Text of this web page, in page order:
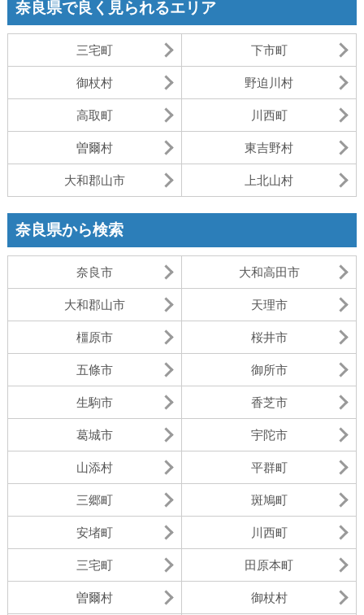
奈良県で良く見られるエリア
三宅町 下市町
御杖村 野迫川村
高取町 川西町
曽爾村 東吉野村
大和郡山市 上北山村
奈良県から検索
奈良市 大和高田市
大和郡山市 天理市
橿原市 桜井市
五條市 御所市
生駒市 香芝市
葛城市 宇陀市
山添村 平群町
三郷町 斑鳩町
安堵町 川西町
三宅町 田原本町
曽爾村 御杖村